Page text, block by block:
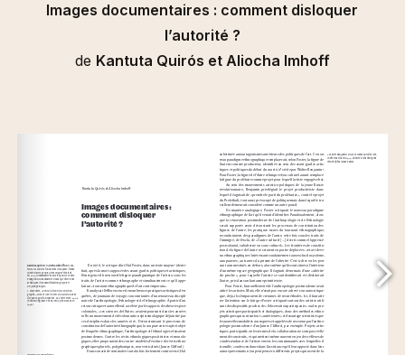
Images documentaires : comment disloquer
l’autorité ?
de Kantuta Quirós et Aliocha Imhoff